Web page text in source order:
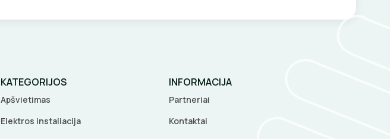
KATEGORIJOS
Apšvietimas
Elektros instaliacija
INFORMACIJA
Partneriai
Kontaktai